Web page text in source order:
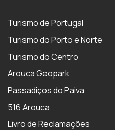
Turismo de Portugal
Turismo do Porto e Norte
Turismo do Centro
Arouca Geopark
Passadiços do Paiva
516 Arouca
Livro de Reclamações